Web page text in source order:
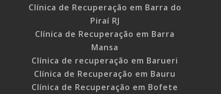
Clínica de Recuperação em Barra do
Piraí RJ
Clínica de Recuperação em Barra
Mansa
Clínica de recuperação em Barueri
Clínica de Recuperação em Bauru
Clínica de Recuperação em Bofete